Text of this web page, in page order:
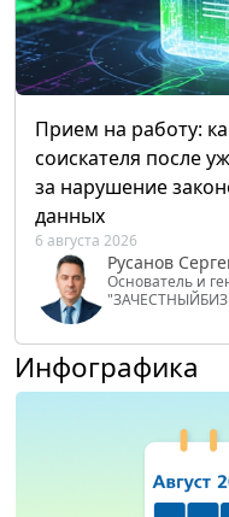
Прием на работу:
соискателя после
за нарушение
данных
6 августа 2026
Русанов
Основатель и
Инфографика